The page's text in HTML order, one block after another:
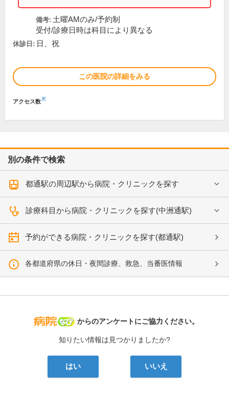
備考: 土曜AMのみ/予約制
受付/診療日時は科目により異なる
休診日: 日、祝
この医院の詳細をみる
アクセス数※
別の条件で検索
都通駅の周辺駅から病院・クリニックを探す
診療科目から病院・クリニックを探す(中洲通駅)
予約ができる病院・クリニックを探す(都通駅)
各都道府県の休日・夜間診療、救急、当番医情報
病院なび
からのアンケートにご協力ください。
知りたい情報は見つかりましたか?
はい いいえ